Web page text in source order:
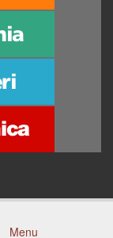
Menu